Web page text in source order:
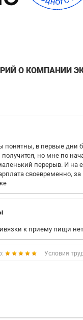
О КОМПАНИИ
понятны, в первые
но мне по
перерыв. И на
своевременно,
к приему пищи
Условия